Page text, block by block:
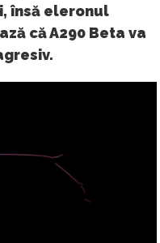
însă eleronul
că A290 Beta va